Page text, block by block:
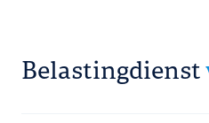
Belastingdienst